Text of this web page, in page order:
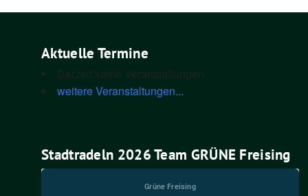
Aktuelle Termine
Derzeit keine Veranstaltungen
weitere Veranstaltungen...
Stadtradeln 2026 Team GRÜNE Freising